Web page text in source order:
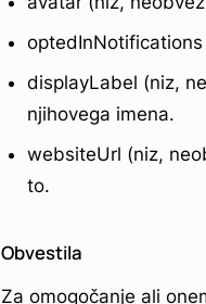
displayLabel (niz,
njihovega imena.
websiteUrl (niz,
to.
Obvestila
Za omogočanje ali